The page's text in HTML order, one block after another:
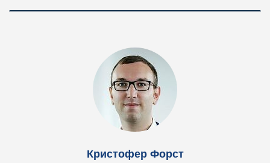
Кристофер Форст